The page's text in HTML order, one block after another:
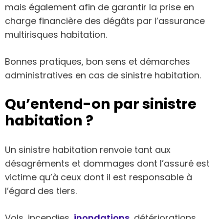
mais également afin de garantir la prise en
charge financière des dégâts par l’assurance
multirisques habitation.
Bonnes pratiques, bon sens et démarches
administratives en cas de sinistre habitation.
Qu’entend-on par sinistre
habitation ?
Un sinistre habitation renvoie tant aux
désagréments et dommages dont l’assuré est
victime qu’à ceux dont il est responsable à
l’égard des tiers.